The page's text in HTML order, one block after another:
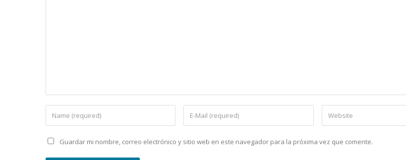
Guardar mi nombre, correo electrónico y sitio web en este navegador para la próxima vez que comente.